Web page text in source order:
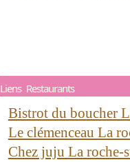
Liens Restaurants
Bistrot du boucher
Le clémenceau La
Chez juju La